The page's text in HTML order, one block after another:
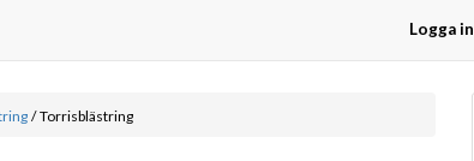
Logga in
/ Torrisblästring